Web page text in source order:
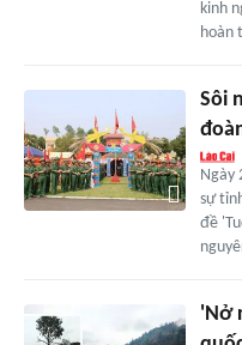
kinh
hoàn
Sôi
Ngày
sự
đề
'Nở